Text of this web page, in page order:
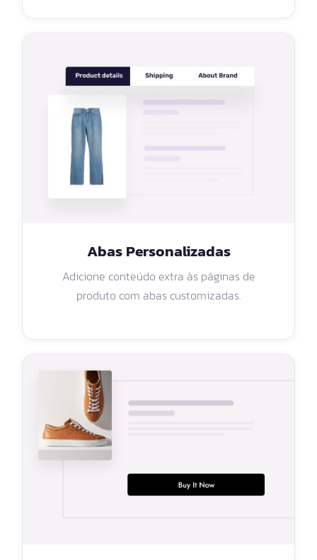
Abas Personalizadas
Adicione conteúdo extra às páginas de
produto com abas customizadas.